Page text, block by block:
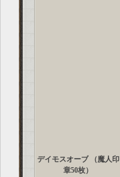
デイモスオーブ （魔人印
章50枚）